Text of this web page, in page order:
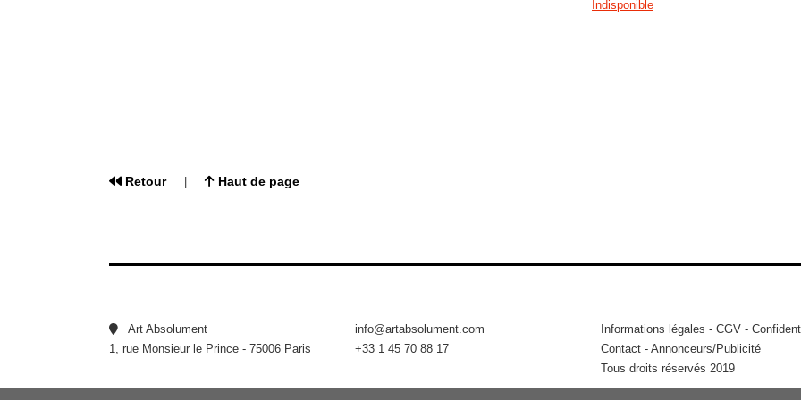
Indisponible
Retour| Haut de page
Art Absolument
1, rue Monsieur le Prince - 75006 Paris
info@artabsolument.com
+33 1 45 70 88 17
Informations légales - CGV -
Contact - Annonceurs/Publicité
Tous droits réservés 2019